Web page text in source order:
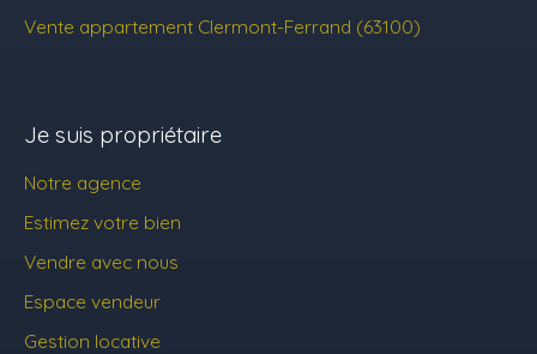
Vente appartement Clermont-Ferrand (63100)
Je suis propriétaire
Notre agence
Estimez votre bien
Vendre avec nous
Espace vendeur
Gestion locative